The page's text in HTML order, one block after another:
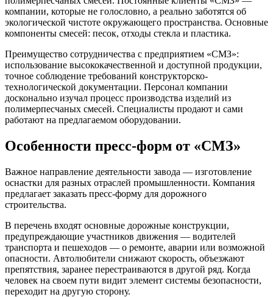
компании, которые не голословно, а реально заботятся об
экологической чистоте окружающего пространства. Основные
компоненты смесей: песок, отходы стекла и пластика.
Преимущество сотрудничества с предприятием «СМЗ»:
использование высококачественной и доступной продукции,
точное соблюдение требований конструкторско-
технологической документации. Персонал компании
досконально изучал процесс производства изделий из
полимерпесчаных смесей. Специалисты продают и сами
работают на предлагаемом оборудовании.
Особенности пресс-форм от «СМЗ»
Важное направление деятельности завода — изготовление
оснастки для разных отраслей промышленности. Компания
предлагает заказать пресс-форму для дорожного
строительства.
В перечень входят основные дорожные конструкции,
предупреждающие участников движения — водителей
транспорта и пешеходов — о ремонте, аварии или возможной
опасности. Автолюбители снижают скорость, объезжают
препятствия, заранее перестраиваются в другой ряд. Когда
человек на своем пути видит элемент системы безопасности,
переходит на другую сторону.